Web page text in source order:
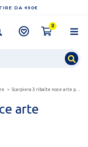
DA 490€
0
Scarpiera 3 ribalte noce arte povera
arte